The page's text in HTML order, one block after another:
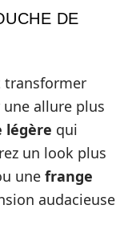
DE
transformer
allure plus
légère qui
un look plus
une frange
audacieuse